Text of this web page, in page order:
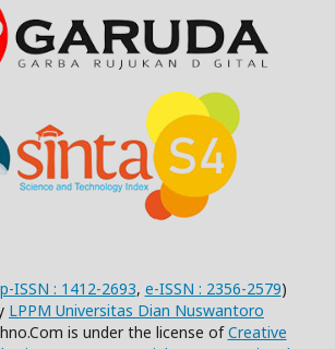
p-ISSN : 1412-2693, e-ISSN : 2356-2579)
LPPM Universitas Dian Nuswantoro
is under the license ofCreative